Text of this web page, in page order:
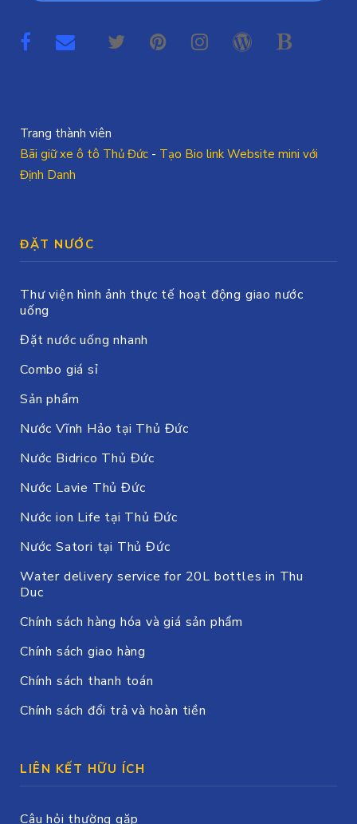
Trang thành viên
Bãi giữ xe ô tô Thủ Đức - Tạo Bio link Website mini với
Định Danh
ĐẶT NƯỚC
Thư viện hình ảnh thực tế hoạt động giao nước
uống
Đặt nước uống nhanh
Combo giá sỉ
Sản phẩm
Nước Vĩnh Hảo tại Thủ Đức
Nước Bidrico Thủ Đức
Nước Lavie Thủ Đức
Nước ion Life tại Thủ Đức
Nước Satori tại Thủ Đức
Water delivery service for 20L bottles in Thu
Duc
Chính sách hàng hóa và giá sản phẩm
Chính sách giao hàng
Chính sách thanh toán
Chính sách đổi trả và hoàn tiền
LIÊN KẾT HỮU ÍCH
Câu hỏi thường gặp